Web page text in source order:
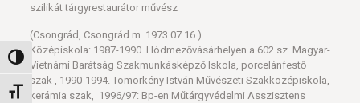
Nagy kontraszt váltása
Betűméret váltása
szilikát tárgyrestaurátor művész
(Csongrád, Csongrád m. 1973.07.16.)
Középiskola: 1987-1990. Hódmezővásárhelyen a 602.sz. Magyar-
Vietnámi Barátság Szakmunkásképző Iskola, porcelánfestő
szak , 1990-1994. Tömörkény István Művészeti Szakközépiskola,
kerámia szak, 1996/97: Bp-en Műtárgyvédelmi Asszisztens